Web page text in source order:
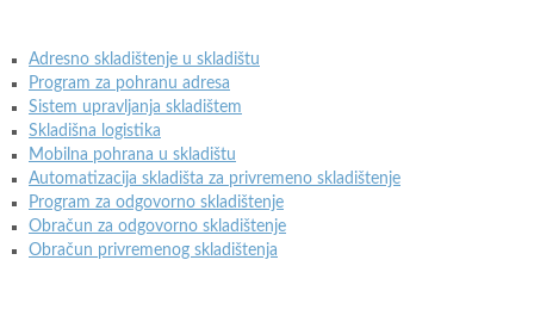
Adresno skladištenje u skladištu
Program za pohranu adresa
Sistem upravljanja skladištem
Skladišna logistika
Mobilna pohrana u skladištu
Automatizacija skladišta za privremeno skladištenje
Program za odgovorno skladištenje
Obračun za odgovorno skladištenje
Obračun privremenog skladištenja